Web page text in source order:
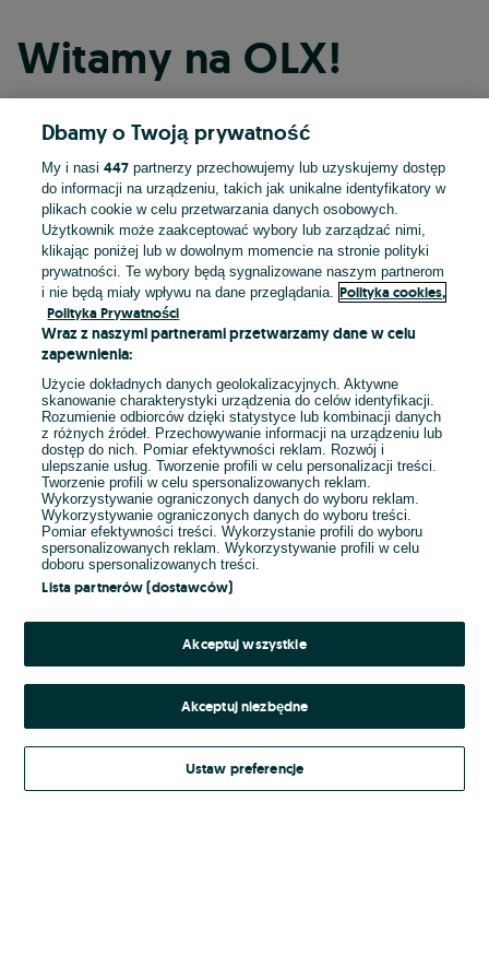
Witamy na OLX!
Kontynuuj przez Facebooka
Kontynuuj przez konto Apple
Kontynuuj przez konto Google
LUB
E-mail
Hasło
Kontynuując za pośrednictwem jednego z dostawców wskazanych powyżej,
Regulamin serwisu OLX.pl w jego aktualnym brzmieniu.
Dbamy o Twoją prywatność
My i nasi447 partnerzy przechowujemy lub uzyskujemy dostęp
do informacji na urządzeniu, takich jak unikalne identyfikatory w
plikach cookie w celu przetwarzania danych osobowych.
Użytkownik może zaakceptować wybory lub zarządzać nimi,
klikając poniżej lub w dowolnym momencie na stronie polityki
prywatności. Te wybory będą sygnalizowane naszym partnerom
i nie będą miały wpływu na dane przeglądania.
Polityka cookies,
Polityka Prywatności
Wraz z naszymi partnerami przetwarzamy dane w celu
zapewnienia:
Użycie dokładnych danych geolokalizacyjnych. Aktywne
skanowanie charakterystyki urządzenia do celów identyfikacji.
Rozumienie odbiorców dzięki statystyce lub kombinacji danych
z różnych źródeł. Przechowywanie informacji na urządzeniu lub
dostęp do nich. Pomiar efektywności reklam. Rozwój i
ulepszanie usług. Tworzenie profili w celu personalizacji treści.
Tworzenie profili w celu spersonalizowanych reklam.
Wykorzystywanie ograniczonych danych do wyboru reklam.
Wykorzystywanie ograniczonych danych do wyboru treści.
Pomiar efektywności treści. Wykorzystanie profili do wyboru
spersonalizowanych reklam. Wykorzystywanie profili w celu
doboru spersonalizowanych treści.
Lista partnerów (dostawców)
Akceptuj wszystkie
Akceptuj niezbędne
Ustaw preferencje